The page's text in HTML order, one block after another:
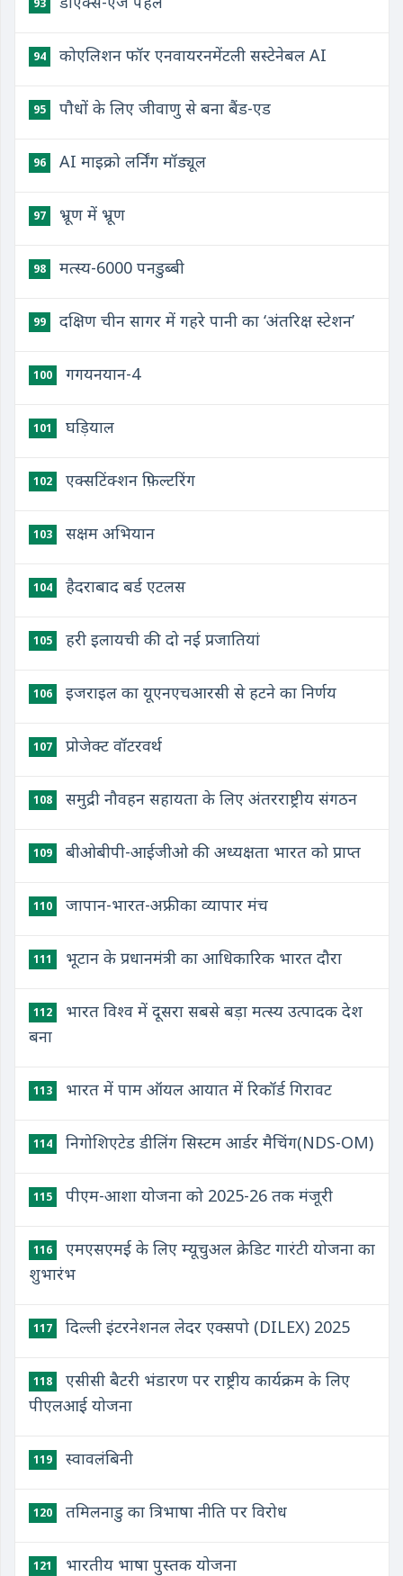
93
94 कोएलिशन फॉर एनवायरनमेंटली सस्टेनेबल AI
95 पौधों के लिए जीवाणु से बना बैंड-एड
96 AI माइक्रो लर्निंग मॉड्यूल
97 भ्रूण में भ्रूण
98 मत्स्य-6000 पनडुब्बी
99 दक्षिण चीन सागर में गहरे पानी का ‘अंतरिक्ष स्टेशन’
100 गगयनयान-4
101 घड़ियाल
102 एक्सटिंक्शन फ़िल्टरिंग
103 सक्षम अभियान
104 हैदराबाद बर्ड एटलस
105 हरी इलायची की दो नई प्रजातियां
106 इजराइल का यूएनएचआरसी से हटने का निर्णय
107 प्रोजेक्ट वॉटरवर्थ
108 समुद्री नौवहन सहायता के लिए अंतरराष्ट्रीय संगठन
109 बीओबीपी-आईजीओ की अध्यक्षता भारत को प्राप्त
110 जापान-भारत-अफ्रीका व्यापार मंच
111 भूटान के प्रधानमंत्री का आधिकारिक भारत दौरा
112
भारत विश्व में दूसरा सबसे बड़ा मत्स्य उत्पादक देश
बना
113 भारत में पाम ऑयल आयात में रिकॉर्ड गिरावट
114 निगोशिएटेड डीलिंग सिस्टम आर्डर मैचिंग(NDS-OM)
115 पीएम-आशा योजना को 2025-26 तक मंजूरी
116
एमएसएमई के लिए म्यूचुअल क्रेडिट गारंटी योजना का
शुभारंभ
117 दिल्ली इंटरनेशनल लेदर एक्सपो (DILEX) 2025
118
एसीसी बैटरी भंडारण पर राष्ट्रीय कार्यक्रम के लिए
पीएलआई योजना
119 स्वावलंबिनी
120 तमिलनाडु का त्रिभाषा नीति पर विरोध
121 भारतीय भाषा पुस्तक योजना